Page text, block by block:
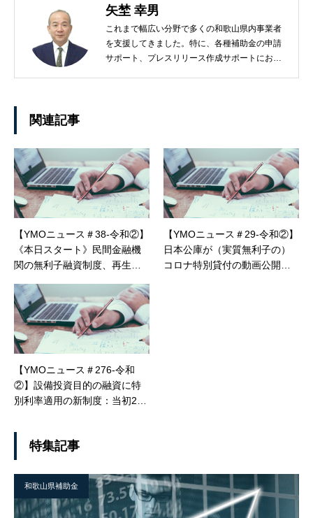
矢埜 幸男
これまで幅広い分野で多くの和歌山県内事業者
を支援してきました。特に、各種補助金の申請
サポート、プレスリリース作成サポートにおい
関連記事
【YMOニュース＃38-令和②】
《本日スタート》民間金融機
関の無利子融資制度、再生支
【YMOニュース＃29-令和②】
日本公庫が（実質無利子の）
コロナ特別貸付の動画公開
【YMOニュース＃276-令和
②】設備投資目的の融資に特
別利率適用の新制度：当初2年
特集記事
和歌山県補助金